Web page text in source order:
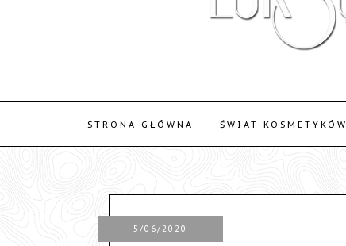
STRONA GŁÓWNA ŚWIAT KOSMETYKÓW
5/06/2020